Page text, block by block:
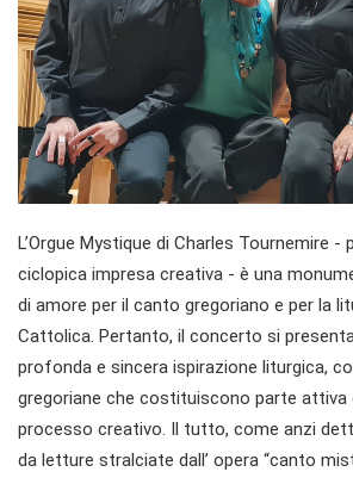
L’Orgue Mystique di Charles Tournemire -
ciclopica impresa creativa - è una
di amore per il canto gregoriano e per la
Cattolica. Pertanto, il concerto si
profonda e sincera ispirazione liturgica,
gregoriane che costituiscono parte attiva
processo creativo. Il tutto, come anzi
da letture stralciate dall’ opera “canto